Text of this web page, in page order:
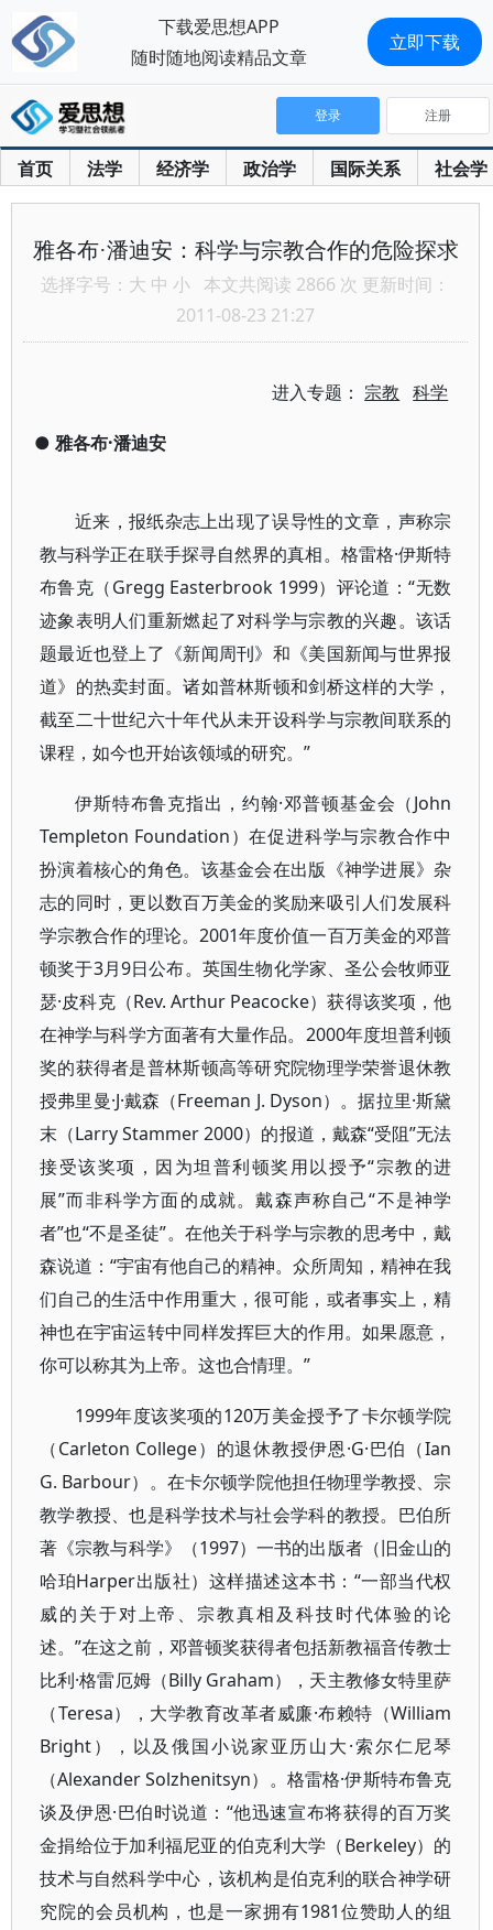
首页 法学 经济学 政治学 国际关系 社会学
登录 注册
雅各布·潘迪安：科学与宗教合作的危险探求
选择字号： 大 中 小 本文共阅读 2866 次 更新时间：
2011-08-23 21:27
进入专题：宗教 科学
● 雅各布·潘迪安
近来，报纸杂志上出现了误导性的文章，声称宗
教与科学正在联手探寻自然界的真相。格雷格·伊斯特
布鲁克（Gregg Easterbrook 1999）评论道：“无数
迹象表明人们重新燃起了对科学与宗教的兴趣。该话
题最近也登上了《新闻周刊》和《美国新闻与世界报
道》的热卖封面。诸如普林斯顿和剑桥这样的大学，
截至二十世纪六十年代从未开设科学与宗教间联系的
课程，如今也开始该领域的研究。”
伊斯特布鲁克指出，约翰·邓普顿基金会（John
Templeton Foundation）在促进科学与宗教合作中
扮演着核心的角色。该基金会在出版《神学进展》杂
志的同时，更以数百万美金的奖励来吸引人们发展科
学宗教合作的理论。2001年度价值一百万美金的邓普
顿奖于3月9日公布。英国生物化学家、圣公会牧师亚
瑟·皮科克（Rev. Arthur Peacocke）获得该奖项，他
在神学与科学方面著有大量作品。2000年度坦普利顿
奖的获得者是普林斯顿高等研究院物理学荣誉退休教
授弗里曼·J·戴森（Freeman J. Dyson）。据拉里·斯黛
末（Larry Stammer 2000）的报道，戴森“受阻”无法
接受该奖项，因为坦普利顿奖用以授予“宗教的进
展”而非科学方面的成就。戴森声称自己“不是神学
者”也“不是圣徒”。在他关于科学与宗教的思考中，戴
森说道：“宇宙有他自己的精神。众所周知，精神在我
们自己的生活中作用重大，很可能，或者事实上，精
神也在宇宙运转中同样发挥巨大的作用。如果愿意，
你可以称其为上帝。这也合情理。”
1999年度该奖项的120万美金授予了卡尔顿学院
（Carleton College）的退休教授伊恩·G·巴伯（Ian
G. Barbour）。在卡尔顿学院他担任物理学教授、宗
教学教授、也是科学技术与社会学科的教授。巴伯所
著《宗教与科学》（1997）一书的出版者（旧金山的
哈珀Harper出版社）这样描述这本书：“一部当代权
威的关于对上帝、宗教真相及科技时代体验的论
述。”在这之前，邓普顿奖获得者包括新教福音传教士
比利·格雷厄姆（Billy Graham），天主教修女特里萨
（Teresa），大学教育改革者威廉·布赖特（William
Bright），以及俄国小说家亚历山大·索尔仁尼琴
（Alexander Solzhenitsyn）。格雷格·伊斯特布鲁克
谈及伊恩·巴伯时说道：“他迅速宣布将获得的百万奖
金捐给位于加利福尼亚的伯克利大学（Berkeley）的
技术与自然科学中心，该机构是伯克利的联合神学研
究院的会员机构，也是一家拥有1981位赞助人的组
下载爱思想APP
随时随地阅读精品文章
立即下载